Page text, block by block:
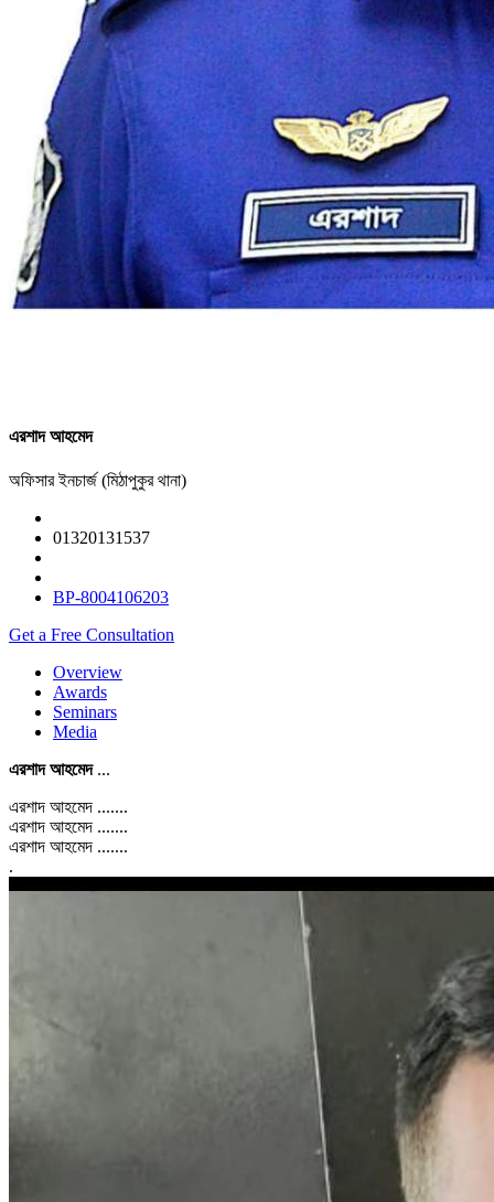
এরশাদ আহমেদ
অফিসার ইনচার্জ (মিঠাপুকুর থানা)
01320131537
BP-8004106203
Get a Free Consultation
Overview
Awards
Seminars
Media
এরশাদ আহমেদ...
এরশাদ আহমেদ .......
এরশাদ আহমেদ .......
এরশাদ আহমেদ .......
.